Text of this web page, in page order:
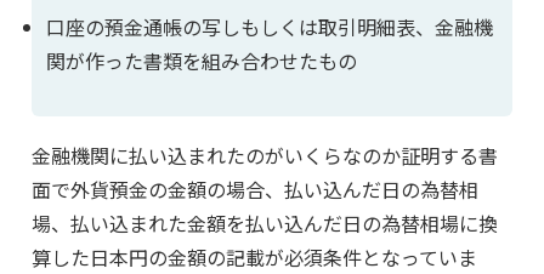
口座の預金通帳の写しもしくは取引明細表、金融機
関が作った書類を組み合わせたもの
金融機関に払い込まれたのがいくらなのか証明する書
面で外貨預金の金額の場合、払い込んだ日の為替相
場、払い込まれた金額を払い込んだ日の為替相場に換
算した日本円の金額の記載が必須条件となっていま